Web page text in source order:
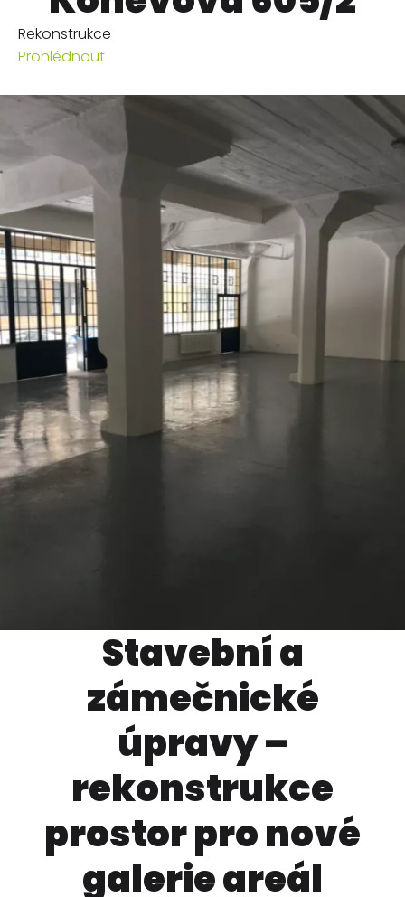
Rekonstrukce
Prohlédnout
Stavební a
zámečnické
úpravy –
rekonstrukce
prostor pro nové
galerie areál